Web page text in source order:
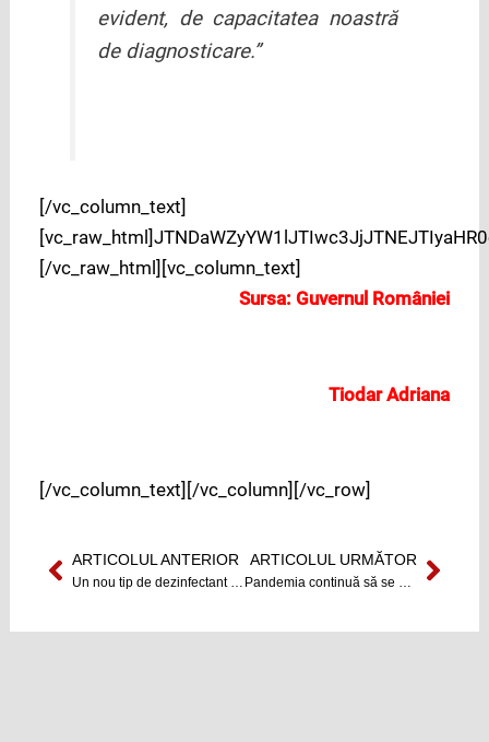
evident, de capacitatea noastră
de diagnosticare.”
[/vc_column_text]
[/vc_raw_html][vc_column_text]
Sursa: Guvernul României
Tiodar Adriana
[/vc_column_text][/vc_column][/vc_row]
Prev
ARTICOLUL ANTERIOR ARTICOLUL URMĂTORNext